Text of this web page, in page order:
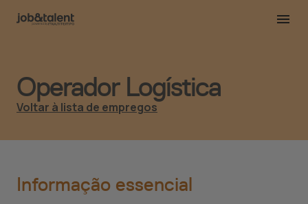
Operador Logística
Voltar à lista de empregos
Informação essencial